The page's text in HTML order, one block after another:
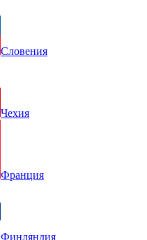
Словения
Чехия
Франция
Финляндия